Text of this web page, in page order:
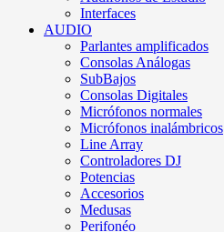
Interfaces
AUDIO
Parlantes amplificados
Consolas Análogas
SubBajos
Consolas Digitales
Micrófonos normales
Micrófonos inalámbricos
Line Array
Controladores DJ
Potencias
Accesorios
Medusas
Perifonéo